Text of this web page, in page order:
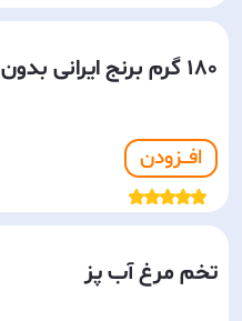
180 گرم برنج ایرانی بدون روغن
افـــزودن
تخم مرغ آب پز